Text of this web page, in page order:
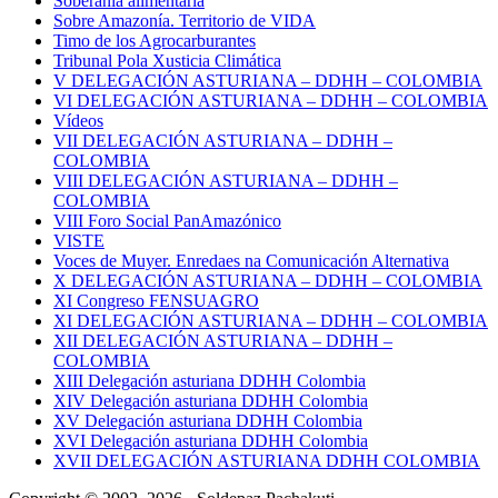
Sobre Amazonía. Territorio de VIDA
Timo de los Agrocarburantes
Tribunal Pola Xusticia Climática
V DELEGACIÓN ASTURIANA – DDHH – COLOMBIA
VI DELEGACIÓN ASTURIANA – DDHH – COLOMBIA
Vídeos
VII DELEGACIÓN ASTURIANA – DDHH –
COLOMBIA
VIII DELEGACIÓN ASTURIANA – DDHH –
COLOMBIA
VIII Foro Social PanAmazónico
VISTE
Voces de Muyer. Enredaes na Comunicación Alternativa
X DELEGACIÓN ASTURIANA – DDHH – COLOMBIA
XI Congreso FENSUAGRO
XI DELEGACIÓN ASTURIANA – DDHH – COLOMBIA
XII DELEGACIÓN ASTURIANA – DDHH –
COLOMBIA
XIII Delegación asturiana DDHH Colombia
XIV Delegación asturiana DDHH Colombia
XV Delegación asturiana DDHH Colombia
XVI Delegación asturiana DDHH Colombia
XVII DELEGACIÓN ASTURIANA DDHH COLOMBIA